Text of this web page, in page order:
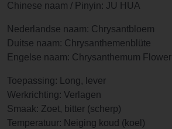
Chinese naam / Pinyin: JU HUA
Nederlandse naam: Chrysantbloem
Duitse naam: Chrysanthemenblüte
Engelse naam: Chrysanthemum Flower
Toepassing: Long, lever
Werkrichting: Verlagen
Smaak: Zoet, bitter (scherp)
Temperatuur: Neiging koud (koel)